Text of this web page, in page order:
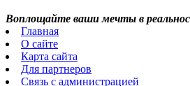
Воплощайте ваши мечты в
Главная
О сайте
Карта сайта
Для партнеров
Связь с администрацией